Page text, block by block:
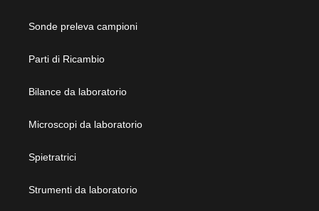
Sonde preleva campioni
Parti di Ricambio
Bilance da laboratorio
Microscopi da laboratorio
Spietratrici
Strumenti da laboratorio